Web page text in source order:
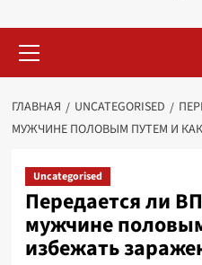
меню
ГЛАВНАЯ UNCATEGORISED
МУЖЧИНЕ ПОЛОВЫМ ПУТЕМ И
Uncategorised
Передается ли
мужчине
избежать